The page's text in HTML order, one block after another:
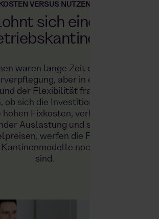
KOSTEN VERSUS NUTZEN
sich eine
waren lange Zeit das Herzstück
aber in einer Welt des
der Flexibilität fragen viele
ob sich die Investitionen weiterhin
Fixkosten, verbunden mit
Auslastung und steigenden
werfen die Frage auf, ob
noch zeitgemäß
sind.